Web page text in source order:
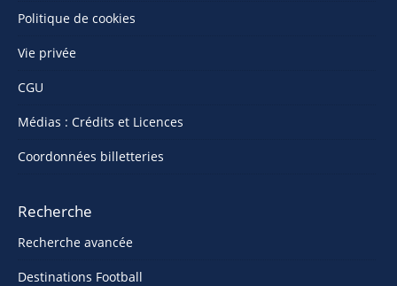
Politique de cookies
Vie privée
CGU
Médias : Crédits et Licences
Coordonnées billetteries
Recherche
Recherche avancée
Destinations Football